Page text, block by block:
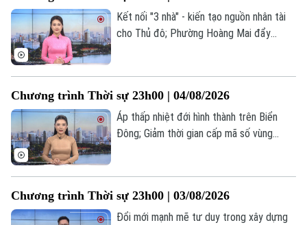
Chuyên mục
hôm nay.
Kết nối "3 nhà" - kiến tạo nguồn nhân tài
cho Thủ đô; Phường Hoàng Mai đẩy
chương trình thời sự 23h00 hôm nay.
Chương trình Thời sự 23h00 | 04/08/2026
Áp thấp nhiệt đới hình thành trên Biển
Đông; Giảm thời gian cấp mã số vùng
23h00 hôm nay.
Chương trình Thời sự 23h00 | 03/08/2026
Đổi mới mạnh mẽ tư duy trong xây dựng